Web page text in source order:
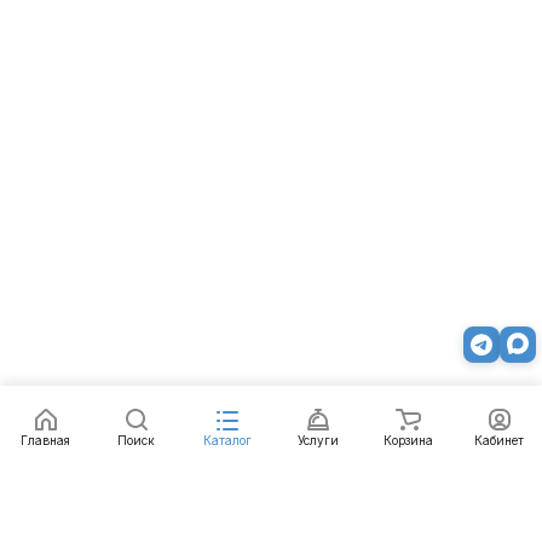
Главная Поиск Каталог Услуги Корзина Кабинет